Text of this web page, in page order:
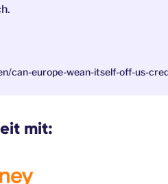
can-europe-wean-itself-off-us-
mit: